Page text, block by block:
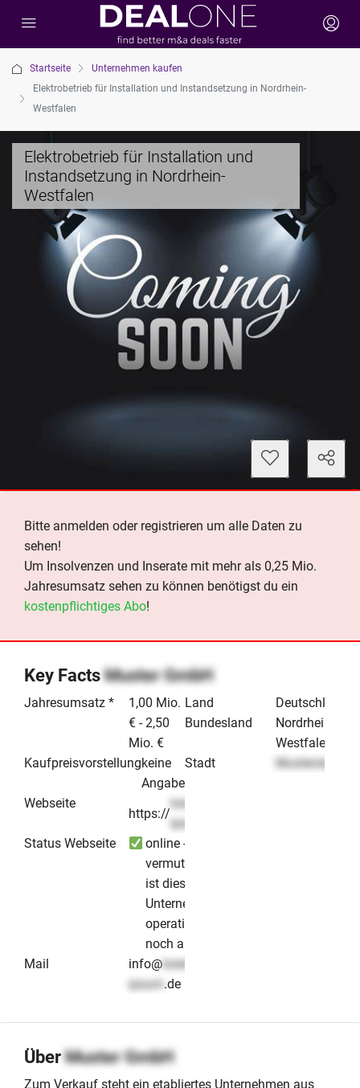
Startseite
Unternehmen kaufen
Elektrobetrieb für Installation und Instandsetzung in Nordrhein-
Westfalen
Elektrobetrieb für Installation und
Instandsetzung in Nordrhein-
Westfalen
Bitte anmelden oder registrieren um alle Daten zu
sehen!
Um Insolvenzen und Inserate mit mehr als 0,25 Mio.
Jahresumsatz sehen zu können benötigst du ein
kostenpflichtiges Abo!
Key FactsMuster GmbH
Jahresumsatz *
1,00 Mio.
€ - 2,50
Mio. €
Kaufpreisvorstellungkeine
Angabe
Webseite
https://
lorem-
ipsum
Status Webseite
online -
vermutlich
ist dieses
Unternehmen
operativ
noch aktiv
Mail
info@lorem-
ipsum .de
Land
Deutschland
Bundesland
Nordrhein-
Westfalen
Stadt
Musterstadt
ÜberMuster GmbH
Zum Verkauf steht ein etabliertes Unternehmen aus